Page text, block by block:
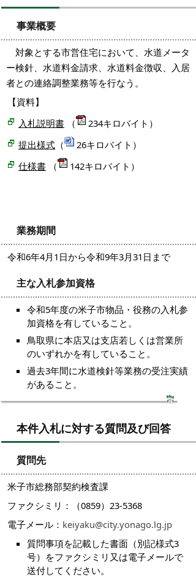
事業概要
対象とする市営住宅において、水道メータ
ー検針、水道料金請求、水道料金徴収、入居
者との連絡調整業務等を行なう。
【資料】
入札説明書 （
234キロバイト）
提出様式 （
26キロバイト）
仕様書 （ 142キロバイト）
業務期間
令和6年4月1日から令和9年3月31日まで
主な入札参加資格
令和5年度の米子市物品・役務の入札参
加資格を有していること。
鳥取県に本店又は支店若しくは営業所
のいずれかを有していること。
過去3年間に水道検針等業務の受注実績
があること。
本件入札に対する質問及び回答
質問先
米子市総務部契約検査課
ファクシミリ：（0859）23-5368
電子メール： keiyaku@city.yonago.lg.jp
質問事項を記載した書面（別記様式3
号）をファクシミリ又は電子メールで
送付してください。